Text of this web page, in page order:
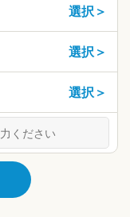
選択＞
選択＞
選択＞